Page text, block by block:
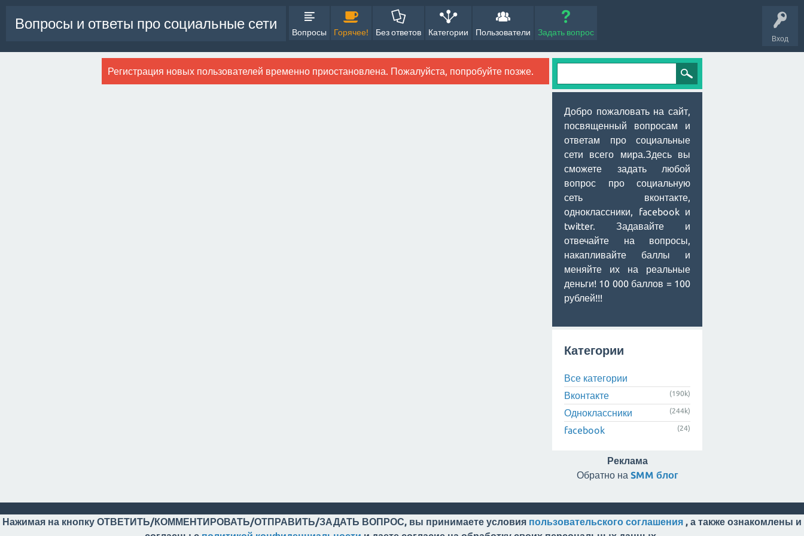
Вход
Вопросы и ответы про социальные сети
Вопросы Горячее! Без ответов Категории Пользователи Задать вопрос
Регистрация новых пользователей временно приостановлена. Пожалуйста, попробуйте позже.
Добро пожаловать на сайт,
посвященный вопросам и
ответам про социальные
сети всего мира.Здесь вы
сможете задать любой
вопрос про социальную
сеть вконтакте,
одноклассники, facebook и
twitter. Задавайте и
отвечайте на вопросы,
накапливайте баллы и
меняйте их на реальные
деньги! 10 000 баллов = 100
рублей!!!
Категории
Все категории
Вконтакте
(190k)
Одноклассники (244k)
facebook (24)
Реклама
Обратно на SMM блог
Нажимая на кнопку ОТВЕТИТЬ/КОММЕНТИРОВАТЬ/ОТПРАВИТЬ/ЗАДАТЬ ВОПРОС, вы принимаете условия пользовательского соглашения , а также ознакомлены и